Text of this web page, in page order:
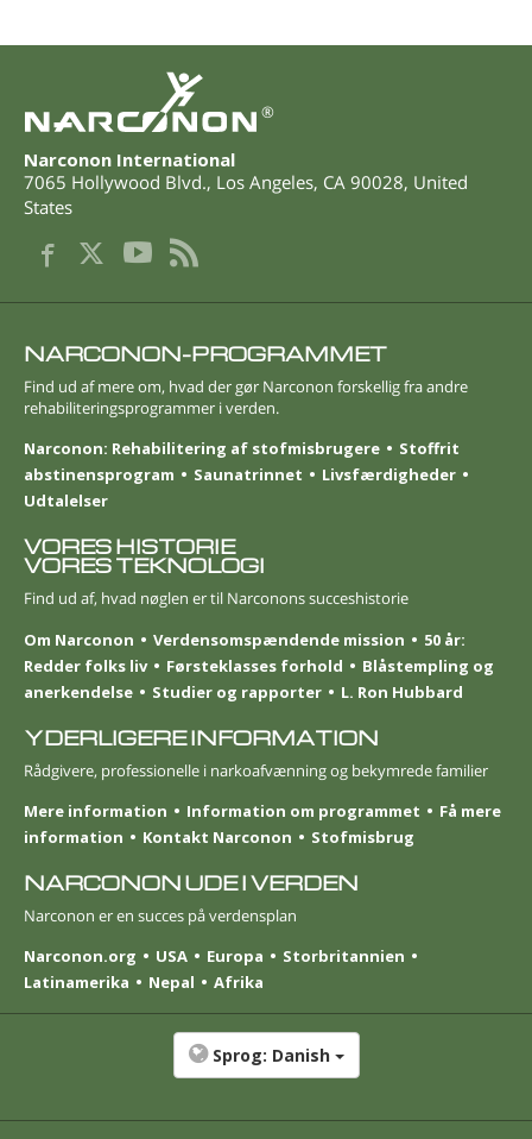
®
Narconon International
7065 Hollywood Blvd., Los Angeles, CA 90028, United
States
NARCONON-PROGRAMMET
Find ud af mere om, hvad der gør Narconon forskellig fra andre
rehabiliteringsprogrammer i verden.
Narconon: Rehabilitering af stofmisbrugere
Stoffrit
abstinensprogram
Saunatrinnet
Livsfærdigheder
Udtalelser
VORES HISTORIE
VORES TEKNOLOGI
Find ud af, hvad nøglen er til Narconons succeshistorie
Om Narconon
Verdensomspændende mission
50 år:
Redder folks liv
Førsteklasses forhold
Blåstempling og
anerkendelse
Studier og rapporter L. Ron Hubbard
YDERLIGERE INFORMATION
Rådgivere, professionelle i narkoafvænning og bekymrede familier
Mere information
Information om programmet
Få mere
information
Kontakt Narconon Stofmisbrug
NARCONON UDE I VERDEN
Narconon er en succes på verdensplan
Narconon.org
USA Europa
Storbritannien
Latinamerika
Nepal Afrika
Sprog: Danish